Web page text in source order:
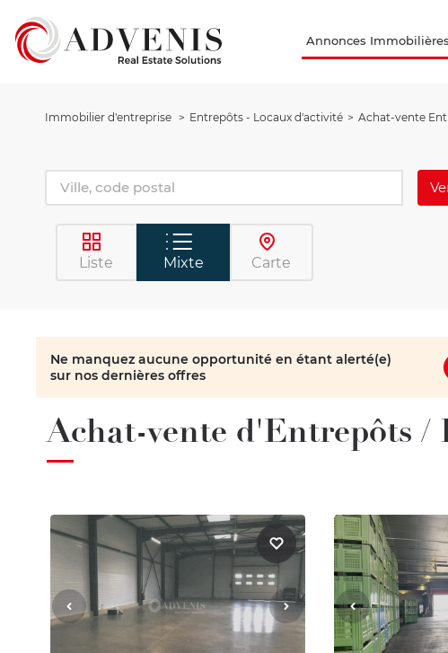
Annonces Immobilières
Immobilier d'entreprise Entrepôts - Locaux d'activité Achat-vente
Liste Mixte Carte
Ne manquez aucune opportunité en étant alerté(e)
sur nos dernières offres
Achat-vente d'Entrepôts /